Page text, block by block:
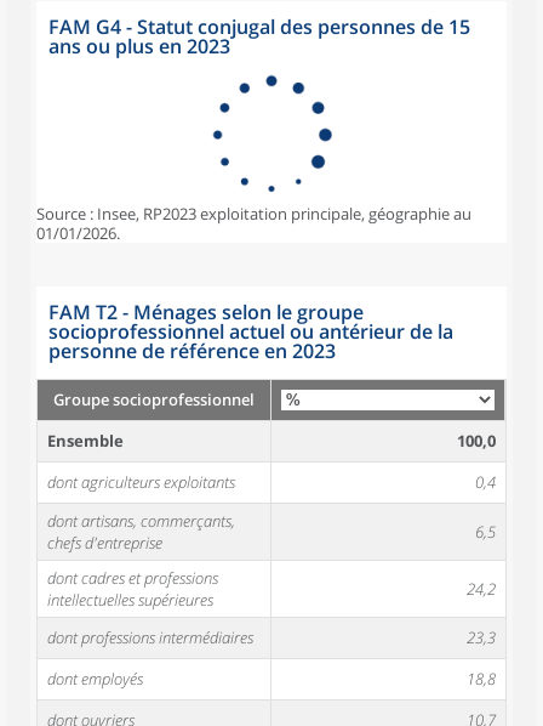
FAM G4 - Statut conjugal des personnes de 15
ans ou plus en 2023
Source : Insee, RP2023 exploitation principale, géographie au
01/01/2026.
FAM T2 - Ménages selon le groupe
socioprofessionnel actuel ou antérieur de la
personne de référence en 2023
Groupe socioprofessionnel
Ensemble
100,0
dont agriculteurs exploitants
0,4
dont artisans, commerçants,
chefs d'entreprise
6,5
dont cadres et professions
intellectuelles supérieures
24,2
dont professions intermédiaires
23,3
dont employés
18,8
dont ouvriers
10,7